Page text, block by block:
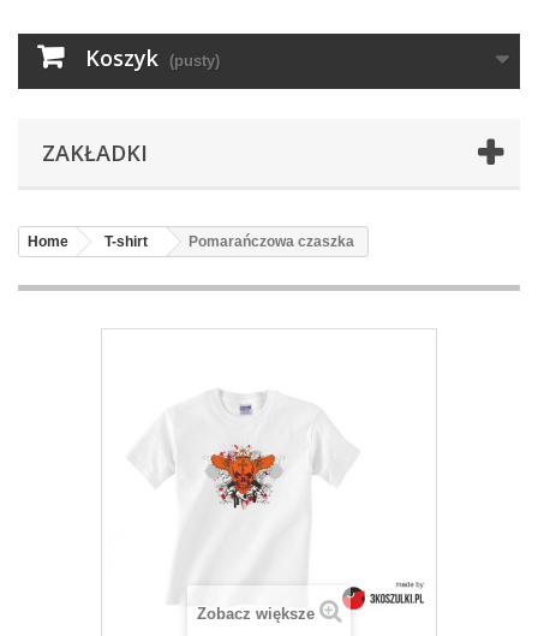
Koszyk (pusty)
ZAKŁADKI
Home T-shirt Pomarańczowa czaszka
Zobacz większe